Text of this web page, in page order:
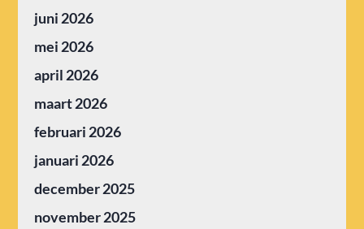
juni 2026
mei 2026
april 2026
maart 2026
februari 2026
januari 2026
december 2025
november 2025